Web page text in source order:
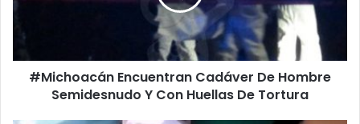
Semidesnudo
Con
Huellas
#Michoacán Encuentran Cadáver De Hombre
Semidesnudo Y Con Huellas De Tortura